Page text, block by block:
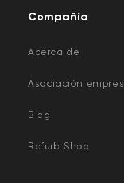
Compañía
Acerca de
Asociación
Blog
Refurb Shop